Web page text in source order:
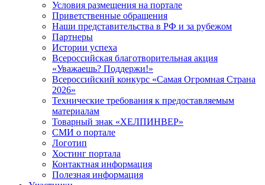
Условия размещения на портале
Приветственные обращения
Наши представительства в РФ и за рубежом
Партнеры
Истории успеха
Всероссийская благотворительная акция
«Уважаешь? Поддержи!»
Всероссийский конкурс «Самая Огромная Страна
2026»
Технические требования к предоставляемым
материалам
Товарный знак «ХЕЛПИНВЕР»
СМИ о портале
Логотип
Хостинг портала
Контактная информация
Полезная информация